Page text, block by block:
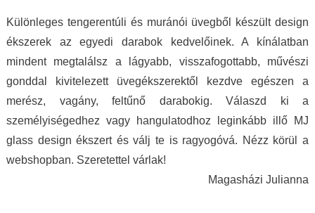
Különleges tengerentúli és muránói üvegből készült design
ékszerek az egyedi darabok kedvelőinek. A kínálatban
mindent megtalálsz a lágyabb, visszafogottabb, művészi
gonddal kivitelezett üvegékszerektől kezdve egészen a
merész, vagány, feltűnő darabokig. Válaszd ki a
személyiségedhez vagy hangulatodhoz leginkább illő MJ
glass design ékszert és válj te is ragyogóvá. Nézz körül a
webshopban. Szeretettel várlak!
Magasházi Julianna